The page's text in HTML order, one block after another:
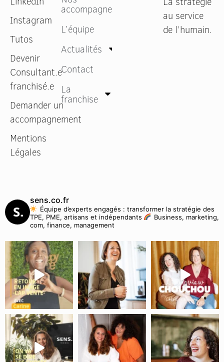
au service
de l’humain.
accompagnements
L’équipe
Actualités
Contact
La
franchise
Instagram
Tutos
Devenir
Consultant.e
franchisé.e
Demander un
accompagnement
Mentions
Légales
sens.co.fr
Équipe d’experts engagés : transformer la stratégie des
TPE, PME, artisans et indépendants
Business, marketing,
com, finance, management